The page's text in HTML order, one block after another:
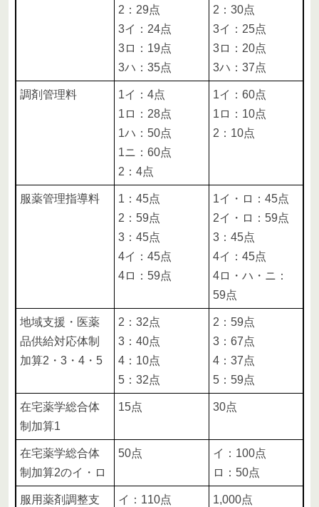
2：29点
3イ：24点
3ロ：19点
3ハ：35点
2：30点
3イ：25点
3ロ：20点
3ハ：37点
調剤管理料
1イ：4点
1ロ：28点
1ハ：50点
1ニ：60点
2：4点
1イ：60点
1ロ：10点
2：10点
服薬管理指導料
1：45点
2：59点
3：45点
4イ：45点
4ロ：59点
1イ・ロ：45点
2イ・ロ：59点
3：45点
4イ：45点
4ロ・ハ・ニ：
59点
地域支援・医薬
品供給対応体制
加算2・3・4・5
2：32点
3：40点
4：10点
5：32点
2：59点
3：67点
4：37点
5：59点
在宅薬学総合体
制加算1
15点 30点
在宅薬学総合体
制加算2のイ・ロ
50点
イ：100点
ロ：50点
服用薬剤調整支
イ：110点
1,000点